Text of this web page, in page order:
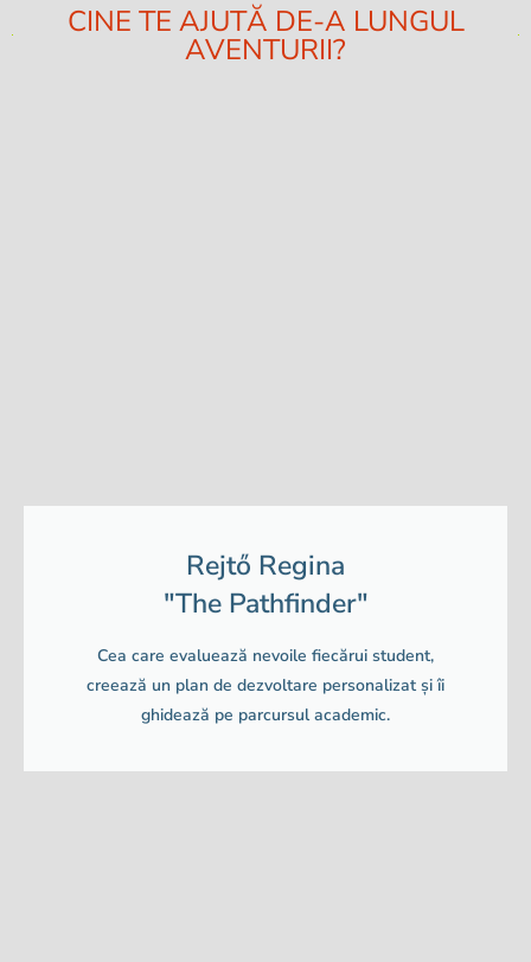
CINE TE AJUTĂ DE-A LUNGUL
AVENTURII?
Rejtő Regina
"The Pathfinder"
Cea care evaluează nevoile fiecărui student,
creează un plan de dezvoltare personalizat și îi
ghidează pe parcursul academic.